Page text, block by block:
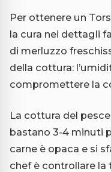
Per ottenere un
la cura nei dettagli
di merluzzo
della cottura:
compromettere la
La cottura del
bastano 3-4 minuti
carne è opaca e si
chef è controllare la